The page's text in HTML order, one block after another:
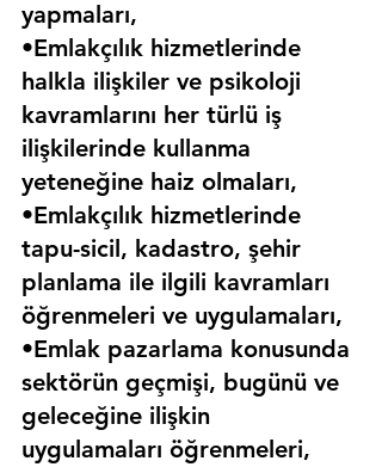
yapmaları,
•Emlakçılık hizmetlerinde
halkla ilişkiler ve psikoloji
kavramlarını her türlü iş
ilişkilerinde kullanma
yeteneğine haiz olmaları,
•Emlakçılık hizmetlerinde
tapu-sicil, kadastro, şehir
planlama ile ilgili kavramları
öğrenmeleri ve uygulamaları,
•Emlak pazarlama konusunda
sektörün geçmişi, bugünü ve
geleceğine ilişkin
uygulamaları öğrenmeleri,